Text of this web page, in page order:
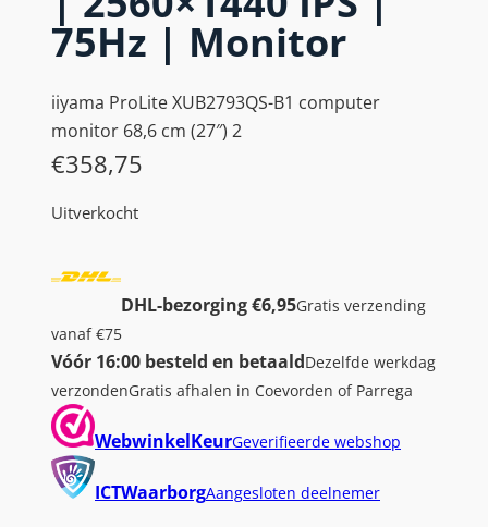
75Hz | Monitor
iiyama ProLite XUB2793QS-B1 computer
monitor 68,6 cm (27″) 2
€358,75
Uitverkocht
DHL-bezorging €6,95Gratis verzending
vanaf €75
Vóór 16:00 besteld en betaaldDezelfde werkdag
verzondenGratis afhalen in Coevorden of Parrega
WebwinkelKeurGeverifieerde webshop
ICTWaarborgAangesloten deelnemer